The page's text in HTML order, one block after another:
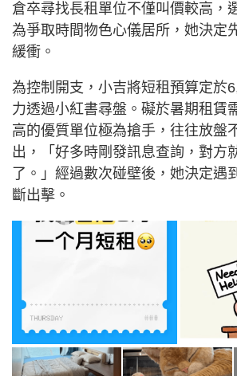
倉卒尋找長租單位不僅叫價較高，
為爭取時間物色心儀居所，她決定
緩衝。
為控制開支，小吉將短租預算定於
力透過小紅書尋盤。礙於暑期租賃
高的優質單位極為搶手，往往放盤
出，「好多時剛發訊息查詢，對方
了。」經過數次碰壁後，她決定遇
斷出擊。